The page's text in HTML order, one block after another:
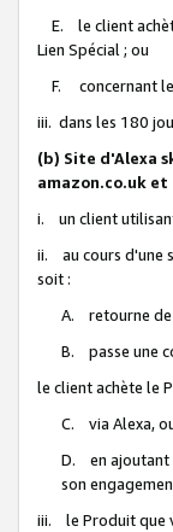
E. le client
Lien Spécial ; ou
F. concernant
iii. dans les 180
(b) Site d'Alexa
amazon.co.uk et
i. un client
ii. au cours d'une
soit :
A. retourne de
B. passe une
le client achète le
C. via Alexa,
D. en ajoutant
son
iii. le Produit que